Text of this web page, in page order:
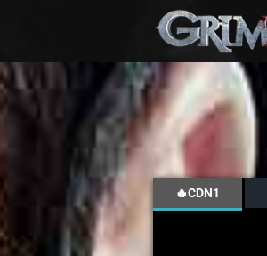
🔥CDN1